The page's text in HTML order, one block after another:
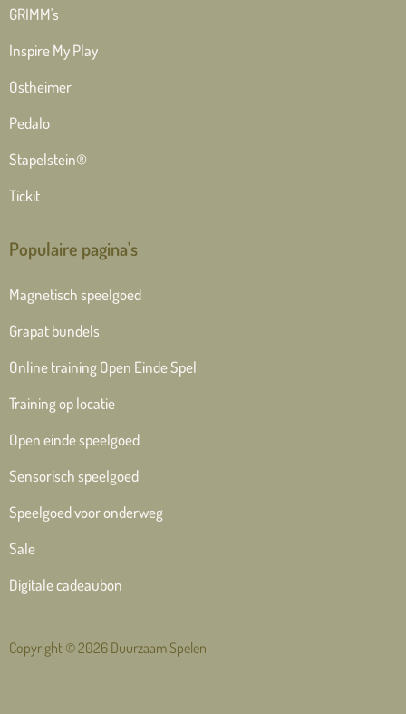
GRIMM's
Inspire My Play
Ostheimer
Pedalo
Stapelstein®
Tickit
Populaire pagina's
Magnetisch speelgoed
Grapat bundels
Online training Open Einde Spel
Training op locatie
Open einde speelgoed
Sensorisch speelgoed
Speelgoed voor onderweg
Sale
Digitale cadeaubon
Copyright © 2026 Duurzaam Spelen